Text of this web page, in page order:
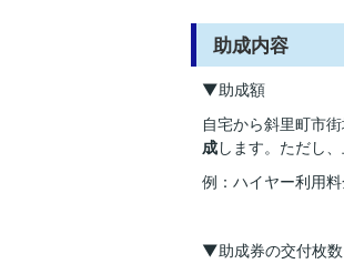
助成内容
▼助成額
自宅から斜里町市
成します。ただし
例：ハイヤー利用
▼助成券の交付枚数